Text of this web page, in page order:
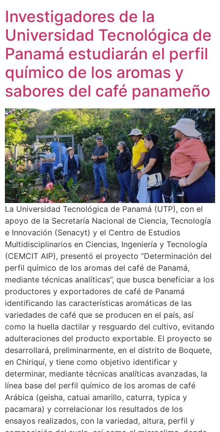
Investigadores de la
Universidad Tecnológica de
Panamá estudiarán el perfil
químico de los aromas y
sabores del café panameño
La Universidad Tecnológica de Panamá (UTP), con el
apoyo de la Secretaría Nacional de Ciencia, Tecnología
e Innovación (Senacyt) y el Centro de Estudios
Multidisciplinarios en Ciencias, Ingeniería y Tecnología
(CEMCIT AIP), presentó el proyecto “Determinación del
perfil químico de los aromas del café de Panamá,
mediante técnicas analíticas”, que busca beneficiar a los
productores y exportadores de café de Panamá
identificando las características aromáticas de las
variedades de café que se producen en el país, así
como la huella dactilar y resguardo del cultivo, evitando
adulteraciones del producto exportable. El proyecto se
desarrollará, preliminarmente, en el distrito de Boquete,
en Chiriquí, y tiene como objetivo identificar y
determinar, mediante técnicas analíticas avanzadas, la
línea base del perfil químico de los aromas de café
Arábica (geisha, catuai amarillo, caturra, typica y
pacamara) y correlacionar los resultados de los
ensayos realizados, con la variedad, altura, perfil y